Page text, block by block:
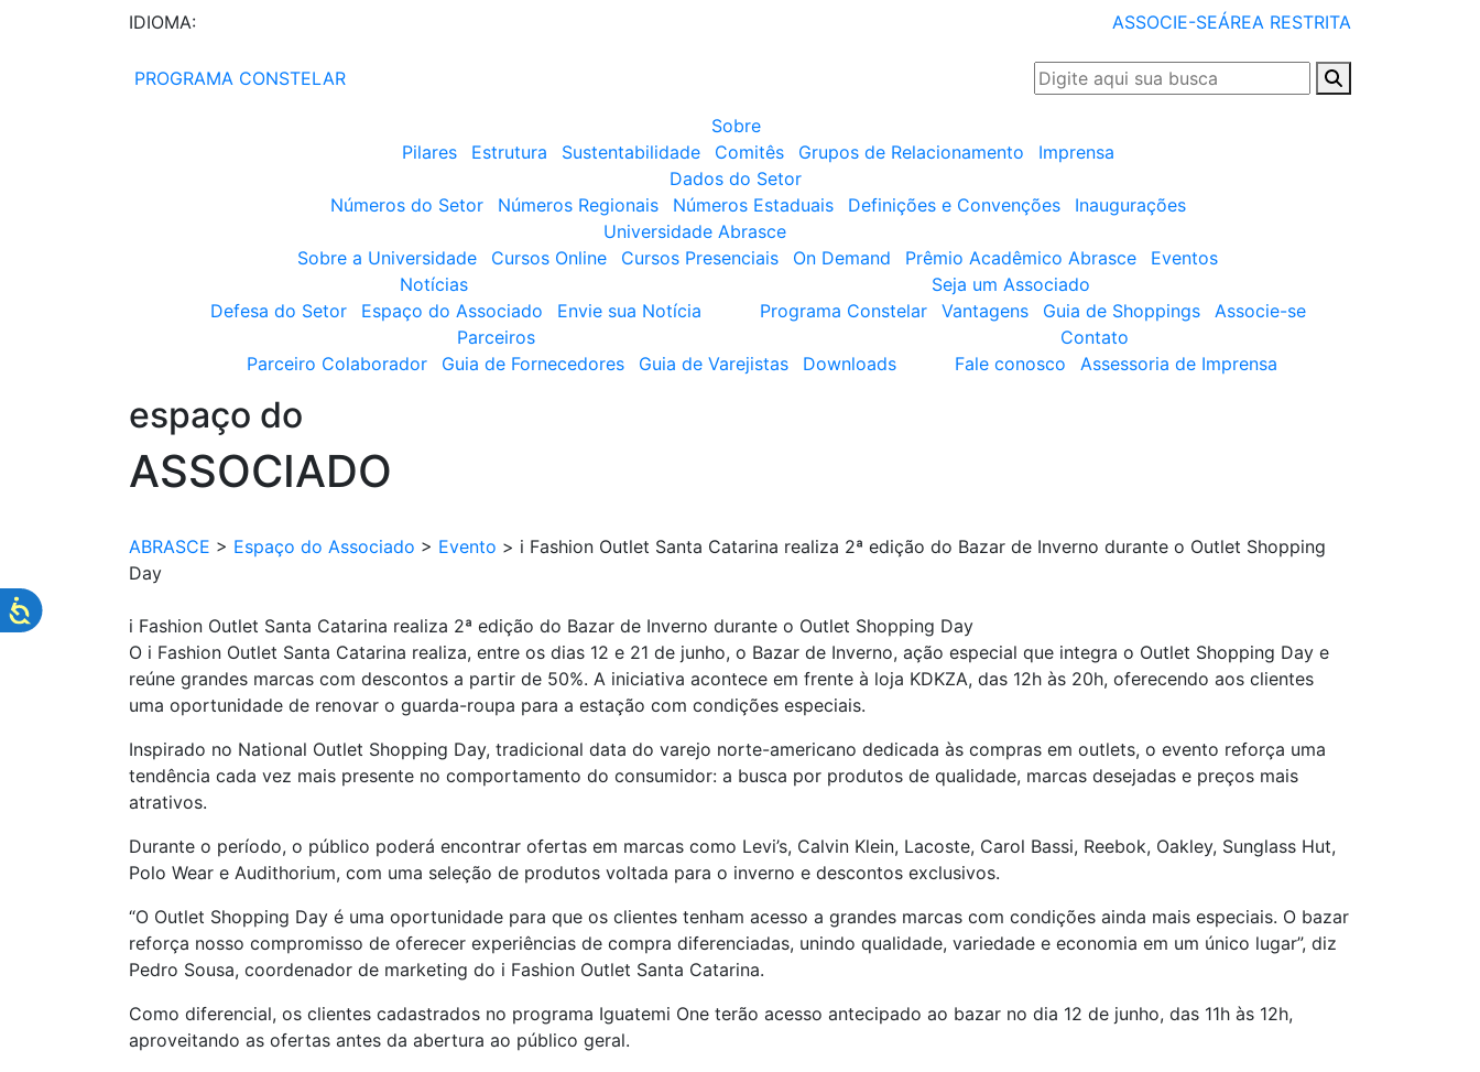
IDIOMA: ASSOCIE-SEÁREA RESTRITA
PROGRAMA CONSTELAR
Sobre
Pilares
Estrutura Sustentabilidade Comitês Grupos de Relacionamento
Imprensa
Dados do Setor
Números do Setor
Números Regionais Números Estaduais Definições e Convenções
Inaugurações
Universidade Abrasce
Sobre a Universidade
Cursos Online Cursos Presenciais On Demand Prêmio Acadêmico Abrasce
Eventos
Notícias
Defesa do Setor
Espaço do Associado Envie sua Notícia
Seja um Associado
Programa Constelar
Vantagens Guia de Shoppings
Associe-se
Parceiros
Parceiro Colaborador
Guia de Fornecedores Guia de Varejistas Downloads
Contato
Fale conosco
Assessoria de Imprensa
espaço do
ASSOCIADO
ABRASCE > Espaço do Associado > Evento > i Fashion Outlet Santa Catarina realiza 2ª edição do Bazar de Inverno durante o Outlet Shopping
Day
i Fashion Outlet Santa Catarina realiza 2ª edição do Bazar de Inverno durante o Outlet Shopping Day
O i Fashion Outlet Santa Catarina realiza, entre os dias 12 e 21 de junho, o Bazar de Inverno, ação especial que integra o Outlet Shopping Day e
reúne grandes marcas com descontos a partir de 50%. A iniciativa acontece em frente à loja KDKZA, das 12h às 20h, oferecendo aos clientes
uma oportunidade de renovar o guarda-roupa para a estação com condições especiais.
Inspirado no National Outlet Shopping Day, tradicional data do varejo norte-americano dedicada às compras em outlets, o evento reforça uma
tendência cada vez mais presente no comportamento do consumidor: a busca por produtos de qualidade, marcas desejadas e preços mais
atrativos.
Durante o período, o público poderá encontrar ofertas em marcas como Levi’s, Calvin Klein, Lacoste, Carol Bassi, Reebok, Oakley, Sunglass Hut,
Polo Wear e Audithorium, com uma seleção de produtos voltada para o inverno e descontos exclusivos.
“O Outlet Shopping Day é uma oportunidade para que os clientes tenham acesso a grandes marcas com condições ainda mais especiais. O bazar
reforça nosso compromisso de oferecer experiências de compra diferenciadas, unindo qualidade, variedade e economia em um único lugar”, diz
Pedro Sousa, coordenador de marketing do i Fashion Outlet Santa Catarina.
Como diferencial, os clientes cadastrados no programa Iguatemi One terão acesso antecipado ao bazar no dia 12 de junho, das 11h às 12h,
aproveitando as ofertas antes da abertura ao público geral.